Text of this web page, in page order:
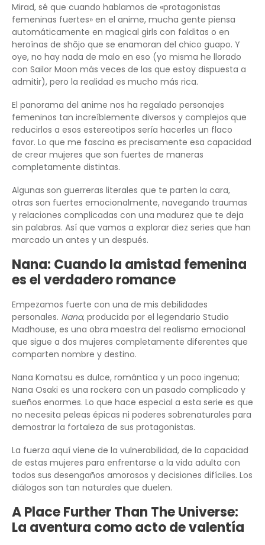
Mirad, sé que cuando hablamos de «protagonistas
femeninas fuertes» en el anime, mucha gente piensa
automáticamente en magical girls con falditas o en
heroínas de shōjo que se enamoran del chico guapo. Y
oye, no hay nada de malo en eso (yo misma he llorado
con Sailor Moon más veces de las que estoy dispuesta a
admitir), pero la realidad es mucho más rica.
El panorama del anime nos ha regalado personajes
femeninos tan increíblemente diversos y complejos que
reducirlos a esos estereotipos sería hacerles un flaco
favor. Lo que me fascina es precisamente esa capacidad
de crear mujeres que son fuertes de maneras
completamente distintas.
Algunas son guerreras literales que te parten la cara,
otras son fuertes emocionalmente, navegando traumas
y relaciones complicadas con una madurez que te deja
sin palabras. Así que vamos a explorar diez series que han
marcado un antes y un después.
Nana: Cuando la amistad femenina
es el verdadero romance
Empezamos fuerte con una de mis debilidades
personales. Nana, producida por el legendario Studio
Madhouse, es una obra maestra del realismo emocional
que sigue a dos mujeres completamente diferentes que
comparten nombre y destino.
Nana Komatsu es dulce, romántica y un poco ingenua;
Nana Osaki es una rockera con un pasado complicado y
sueños enormes. Lo que hace especial a esta serie es que
no necesita peleas épicas ni poderes sobrenaturales para
demostrar la fortaleza de sus protagonistas.
La fuerza aquí viene de la vulnerabilidad, de la capacidad
de estas mujeres para enfrentarse a la vida adulta con
todos sus desengaños amorosos y decisiones difíciles. Los
diálogos son tan naturales que duelen.
A Place Further Than The Universe:
La aventura como acto de valentía